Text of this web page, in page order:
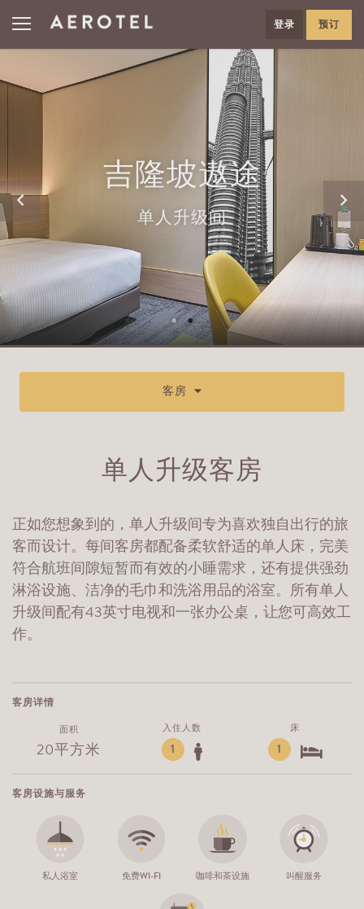
登录 预订
吉隆坡遨途
单人升级间
客房
单人升级客房
正如您想象到的，单人升级间专为喜欢独自出行的旅
客而设计。每间客房都配备柔软舒适的单人床，完美
符合航班间隙短暂而有效的小睡需求，还有提供强劲
淋浴设施、洁净的毛巾和洗浴用品的浴室。所有单人
升级间配有43英寸电视和一张办公桌，让您可高效工
作。
客房详情
面积
20平方米
入住人数
1
床
1
客房设施与服务
私人浴室 免费WI-FI 咖啡和茶设施 叫醒服务